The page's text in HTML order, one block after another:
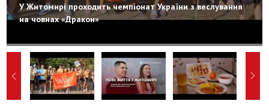
У Житомирі проходить чемпіонат України з веслування
на човнах «Дракон»